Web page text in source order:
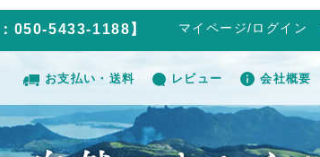
050-5433-1188】 マイページ/ログイン
お支払い・送料 レビュー 会社概要